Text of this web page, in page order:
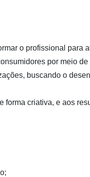
o profissional
por meio
buscando o
criativa, e aos